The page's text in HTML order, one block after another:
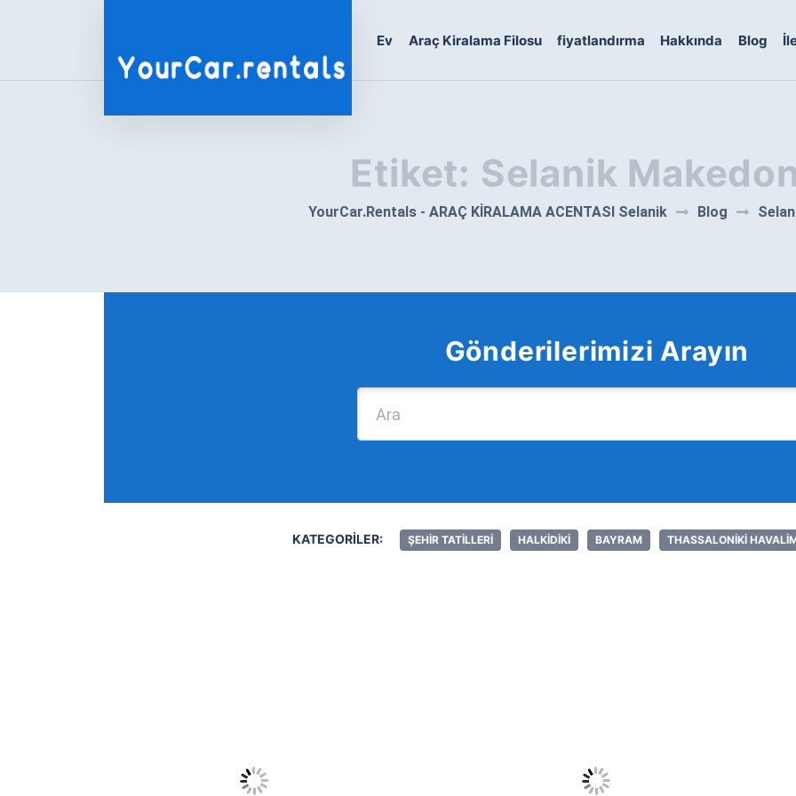
Ev Araç Kiralama Filosu fiyatlandırma Hakkında Blog
Etiket: Selanik
YourCar.Rentals - ARAÇ KİRALAMA ACENTASI Selanik Blog
Gönderilerimizi Arayın
KATEGORILER: ŞEHIR TATILLERI HALKIDIKI BAYRAM THASSALONIKI